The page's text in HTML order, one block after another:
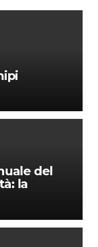
del
la
Giacomo